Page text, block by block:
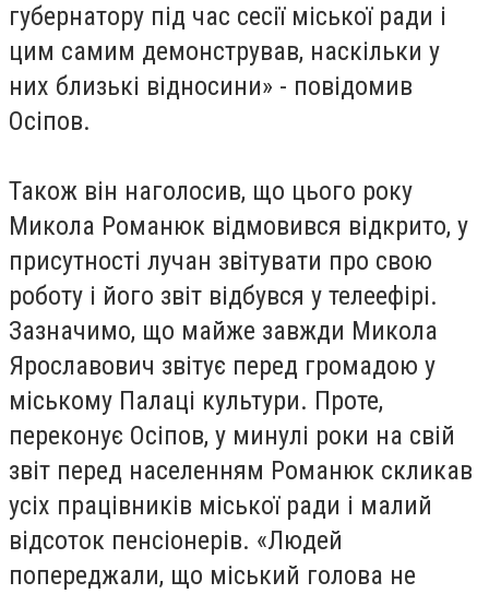
губернатору під час сесії міської ради і
цим самим демонстрував, наскільки у
них близькі відносини» - повідомив
Осіпов.
Також він наголосив, що цього року
Микола Романюк відмовився відкрито, у
присутності лучан звітувати про свою
роботу і його звіт відбувся у телеефірі.
Зазначимо, що майже завжди Микола
Ярославович звітує перед громадою у
міському Палаці культури. Проте,
переконує Осіпов, у минулі роки на свій
звіт перед населенням Романюк скликав
усіх працівників міської ради і малий
відсоток пенсіонерів. «Людей
попереджали, що міський голова не